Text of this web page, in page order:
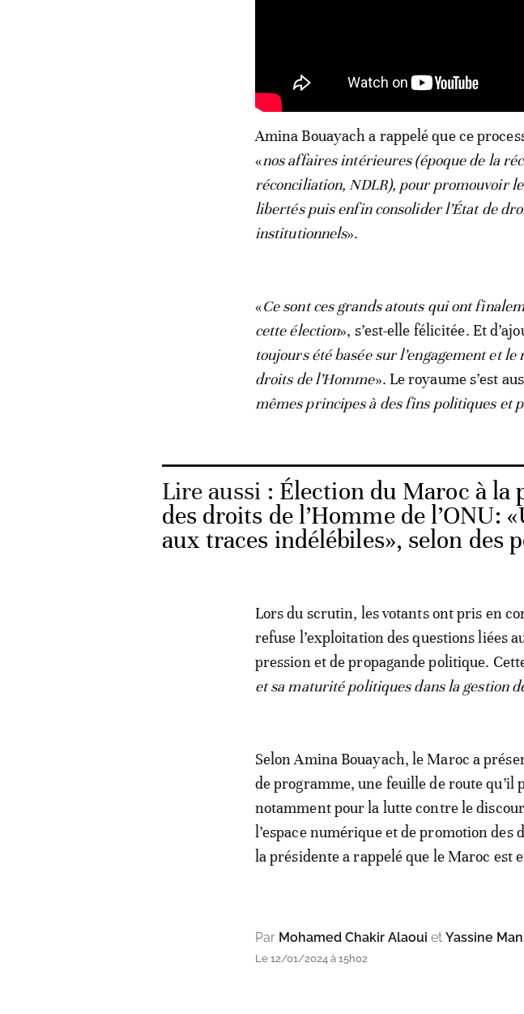
Amina Bouayach a rappelé que ce
«nos affaires intérieures (époque de la
réconciliation, NDLR), pour promouvoir
libertés puis enfin consolider l’État de
institutionnels».
«Ce sont ces grands atouts qui ont
cette élection», s’est-elle félicitée. Et
toujours été basée sur l’engagement et
droits de l’Homme». Le royaume s’est
mêmes principes à des fins politiques et
Lire aussi : Élection du Maroc à la
des droits de l’Homme de l’ONU:
aux traces indélébiles», selon des
Lors du scrutin, les votants ont pris en
refuse l’exploitation des questions liées
pression et de propagande politique.
et sa maturité politiques dans la gestion
Selon Amina Bouayach, le Maroc a
de programme, une feuille de route
notamment pour la lutte contre le
l’espace numérique et de promotion
la présidente a rappelé que le Maroc est
Par Mohamed Chakir Alaoui et Yassine
Le 12/01/2024 à 15h02